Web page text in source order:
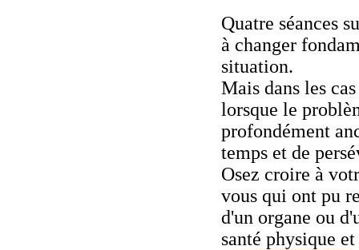
Quatre séances
à changer
situation.
Mais dans les
lorsque le
profondément
temps et de
Osez croire à
vous qui ont pu
d'un organe ou
santé physique